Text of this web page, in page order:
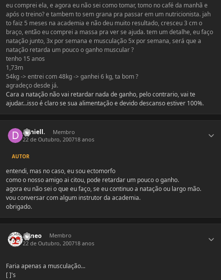
eu comprei ela, e agora eu não sei como tomar, tomo no café da manhã e
após o treino? e tambem to sem grana pra passar em um nutricionista. jah
to faiz 5 meses na academia e não deu muito resultado, cresceu 3 cm o
braço, então eu comprei a massa pra ver se ajuda. tem um detalhe, eu faço
natação junto, 3x por semana e musculação 5x por semana, será que a
natação retarda um pouco o ganho muscular ?
tenho 15 anos
1,73m
54kg -> entrei com 48kg -> ganhei 6 kg, ta bom ?
agradeço desde já.
Cara a natação não vai retardar nada de ganho, pelo contrario, vai te
ajudar...isso é claro se sua alimentação e devido descanso estiver 100%.
daniell.
Membro
22 de Outubro, 200718 anos
AUTOR
entendi, mas no caso, eu sou ectomorfo
como o nosso amigo ai citou, pode retardar um pouco o ganho.
agora eu não sei o que eu faço, se eu continuo a natação ou largo mão.
vou conversar com algum instrutor da academia.
obrigado.
romeo
Membro
22 de Outubro, 200718 anos
Faria apenas a musculação...
[ ]'s